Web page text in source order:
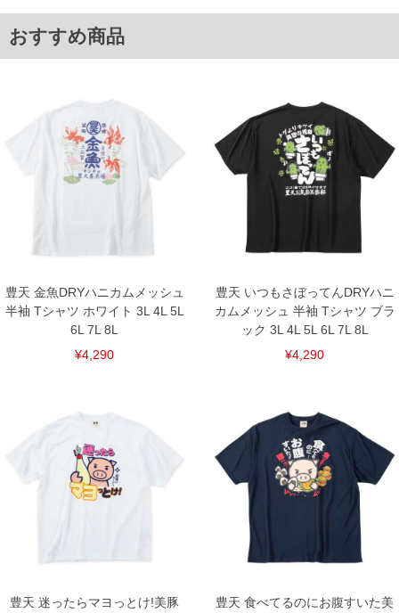
4L/140/80/140/60/25
5L/150/82/150/62/26
6L/160/84/160/64/27
※【返品交換について】
返品交換希望の方は、商品到着後1週間以内にご連絡ください。
下着(肌着)やワイシャツは商品の性質上、返品交換不可とさせて頂いております。予め
ご了承くださいませ。
備考欄に股下●cmとご記入下さい。（裾上げ無料対象商品は1本につき税込6,000円以
出荷まで約1週間～20日間程お時間を頂く場合がございます。
いている、極端なデザインが施されている等)
※商品によって若干のサイズの誤差がございます。また、お客様がご使用の環境（コ
ンピュータ画面）によって、商品の色味が若干異なる場合がございます。予めご了承
※当店での掲載商品は、実店鋪と在庫を共用しておりますので店頭での売り違い、店
おすすめ商品
豊天 金魚DRYハニカムメッシュ
半袖 Tシャツ ホワイト 3L 4L 5L
6L 7L 8L
¥4,290
豊天 いつもさぼってんDRYハニ
カムメッシュ 半袖 Tシャツ ブラ
ック 3L 4L 5L 6L 7L 8L
¥4,290
豊天 迷ったらマヨっとけ!美豚 豊天 食べてるのにお腹すいた美